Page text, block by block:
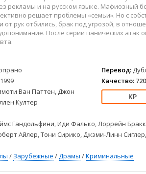
Детские
Драмы
Комедии
рекламы и на русском языке. Мафиозный
решает проблемы «семьи». Но с
от рук отбились, брак под угрозой, в
После серии панических атак
1999
Ван Паттен, Джон
Култер
Перевод:
Качество:
Гандольфини, Иди Фалько, Лоррейн
Айлер, Тони Сирико, Джэми-Линн
/ Зарубежные /Драмы /Криминальные